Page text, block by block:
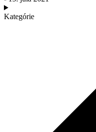
Kategórie